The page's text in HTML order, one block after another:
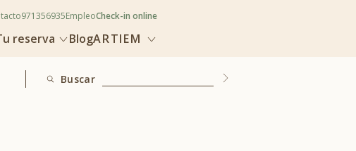
reserva BlogARTIEM
Check-in online
Empleo
971356935
Buscar